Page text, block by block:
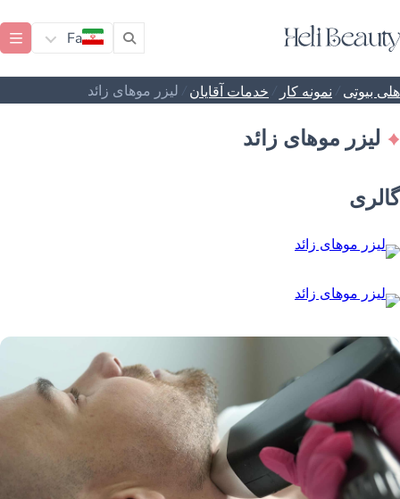
Fa
هلی بیوتی / نمونه کار / خدمات آقایان / لیزر موهای زائد
لیزر موهای زائد
گالری
Image
+1
Image
لیزر موهای زائد